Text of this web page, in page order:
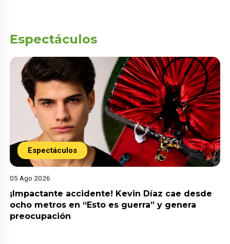
Espectáculos
Espectáculos
05 Ago 2026
¡Impactante accidente! Kevin Díaz cae desde
ocho metros en “Esto es guerra” y genera
preocupación